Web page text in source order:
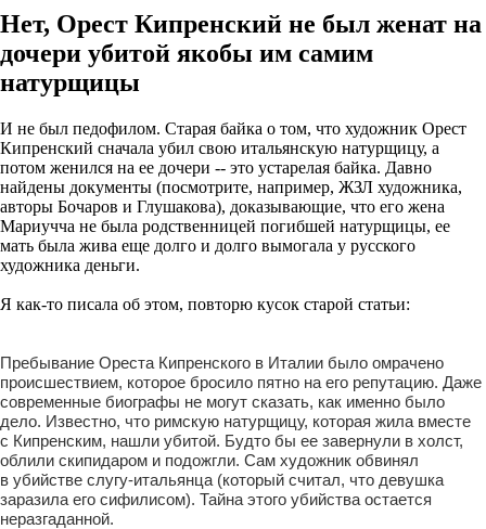
Нет, Орест Кипренский не был женат на
дочери убитой якобы им самим
натурщицы
И не был педофилом. Старая байка о том, что художник Орест
Кипренский сначала убил свою итальянскую натурщицу, а
потом женился на ее дочери -- это устарелая байка. Давно
найдены документы (посмотрите, например, ЖЗЛ художника,
авторы Бочаров и Глушакова), доказывающие, что его жена
Мариучча не была родственницей погибшей натурщицы, ее
мать была жива еще долго и долго вымогала у русского
художника деньги.
Я как-то писала об этом, повторю кусок старой статьи:
Пребывание Ореста Кипренского в Италии было омрачено
происшествием, которое бросило пятно на его репутацию. Даже
современные биографы не могут сказать, как именно было
дело. Известно, что римскую натурщицу, которая жила вместе
с Кипренским, нашли убитой. Будто бы ее завернули в холст,
облили скипидаром и подожгли. Сам художник обвинял
в убийстве слугу-итальянца (который считал, что девушка
заразила его сифилисом). Тайна этого убийства остается
неразгаданной.